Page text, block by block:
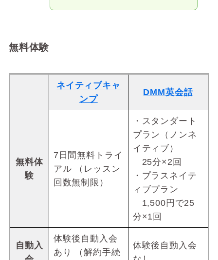
無料体験
ネイティブキャ
ンプ
DMM英会話
無料体
験
7日間無料トライ
アル （レッスン
回数無制限）
・スタンダート
プラン（ノンネ
イティブ）
25分×2回
・プラスネイテ
ィブプラン
1,500円で25
分×1回
自動入
体験後自動入会
あり （解約手続
体験後自動入会